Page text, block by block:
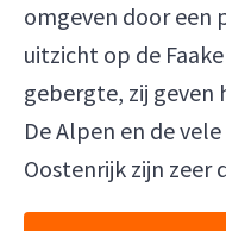
omgeven door een
uitzicht op de
gebergte, zij
De Alpen en de
Oostenrijk zijn zeer